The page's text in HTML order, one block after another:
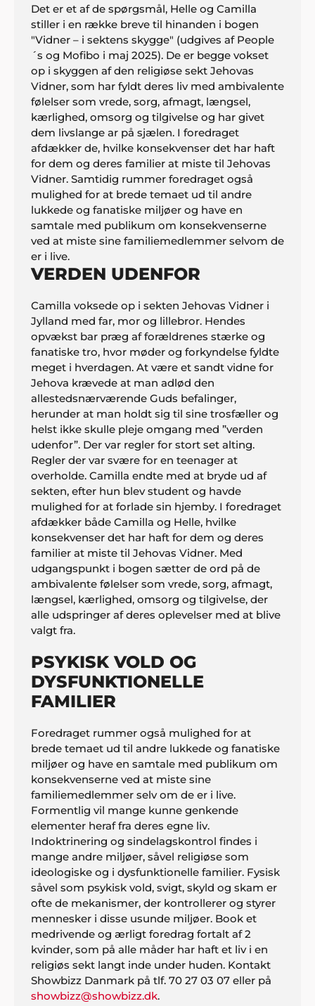
Det er et af de spørgsmål, Helle og Camilla
stiller i en række breve til hinanden i bogen
"Vidner – i sektens skygge" (udgives af People
´s og Mofibo i maj 2025). De er begge vokset
op i skyggen af den religiøse sekt Jehovas
Vidner, som har fyldt deres liv med ambivalente
følelser som vrede, sorg, afmagt, længsel,
kærlighed, omsorg og tilgivelse og har givet
dem livslange ar på sjælen. I foredraget
afdækker de, hvilke konsekvenser det har haft
for dem og deres familier at miste til Jehovas
Vidner. Samtidig rummer foredraget også
mulighed for at brede temaet ud til andre
lukkede og fanatiske miljøer og have en
samtale med publikum om konsekvenserne
ved at miste sine familiemedlemmer selvom de
er i live.
VERDEN UDENFOR
Camilla voksede op i sekten Jehovas Vidner i
Jylland med far, mor og lillebror. Hendes
opvækst bar præg af forældrenes stærke og
fanatiske tro, hvor møder og forkyndelse fyldte
meget i hverdagen. At være et sandt vidne for
Jehova krævede at man adlød den
allestedsnærværende Guds befalinger,
herunder at man holdt sig til sine trosfæller og
helst ikke skulle pleje omgang med ”verden
udenfor”. Der var regler for stort set alting.
Regler der var svære for en teenager at
overholde. Camilla endte med at bryde ud af
sekten, efter hun blev student og havde
mulighed for at forlade sin hjemby. I foredraget
afdækker både Camilla og Helle, hvilke
konsekvenser det har haft for dem og deres
familier at miste til Jehovas Vidner. Med
udgangspunkt i bogen sætter de ord på de
ambivalente følelser som vrede, sorg, afmagt,
længsel, kærlighed, omsorg og tilgivelse, der
alle udspringer af deres oplevelser med at blive
valgt fra.
PSYKISK VOLD OG
DYSFUNKTIONELLE
FAMILIER
Foredraget rummer også mulighed for at
brede temaet ud til andre lukkede og fanatiske
miljøer og have en samtale med publikum om
konsekvenserne ved at miste sine
familiemedlemmer selv om de er i live.
Formentlig vil mange kunne genkende
elementer heraf fra deres egne liv.
Indoktrinering og sindelagskontrol findes i
mange andre miljøer, såvel religiøse som
ideologiske og i dysfunktionelle familier. Fysisk
såvel som psykisk vold, svigt, skyld og skam er
ofte de mekanismer, der kontrollerer og styrer
mennesker i disse usunde miljøer. Book et
medrivende og ærligt foredrag fortalt af 2
kvinder, som på alle måder har haft et liv i en
religiøs sekt langt inde under huden. Kontakt
Showbizz Danmark på tlf. 70 27 03 07 eller på
showbizz@showbizz.dk.